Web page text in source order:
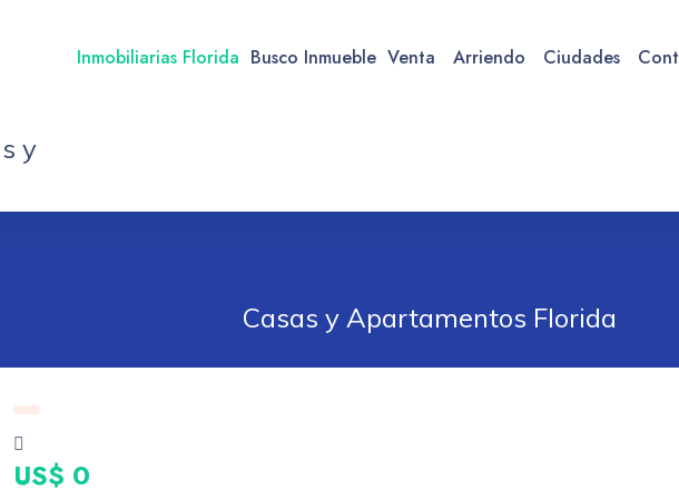
Inmobiliarias Florida Busco Inmueble Venta Arriendo Ciudades
Casas y Apartamentos Florida
US$ 0